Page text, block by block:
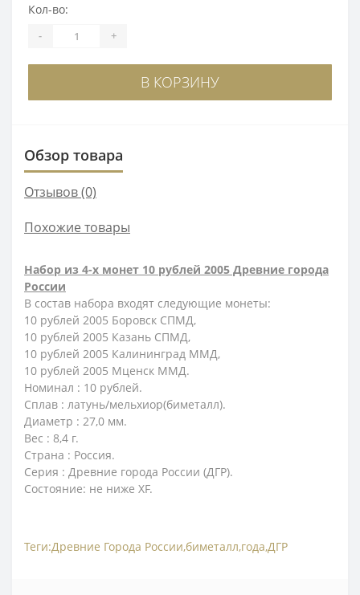
Кол-во:
- +
В КОРЗИНУ
Обзор товара
Отзывов (0)
Похожие товары
Набор из 4-х монет 10 рублей 2005 Древние города
России
В состав набора входят следующие монеты:
10 рублей 2005 Боровск СПМД,
10 рублей 2005 Казань СПМД,
10 рублей 2005 Калининград ММД,
10 рублей 2005 Мценск ММД.
Номинал : 10 рублей.
Сплав : латунь/мельхиор(биметалл).
Диаметр : 27,0 мм.
Вес : 8,4 г.
Страна : Россия.
Серия : Древние города России (ДГР).
Состояние: не ниже XF.
Теги:Древние Города России,биметалл,года,ДГР